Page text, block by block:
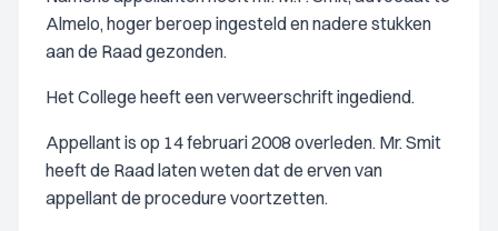
Almelo, hoger beroep ingesteld en nadere stukken
aan de Raad gezonden.
Het College heeft een verweerschrift ingediend.
Appellant is op 14 februari 2008 overleden. Mr. Smit
heeft de Raad laten weten dat de erven van
appellant de procedure voortzetten.